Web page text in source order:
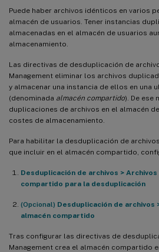
Puede haber archivos idénticos en varios
almacén de usuarios. Tener instancias
almacenadas en el almacén de usuarios
almacenamiento.
Las directivas de desduplicación de
Management eliminar los archivos
y almacenar una instancia de ellos en una
(denominada almacén compartido). De ese
duplicaciones de archivos en el almacén
costes de almacenamiento.
Para habilitar la desduplicación de
que incluir en el almacén compartido,
Desduplicación de archivos >
compartido para la desduplicación
(Opcional) Desduplicación de archivos
almacén compartido
Tras configurar las directivas de
Management crea el almacén compartido